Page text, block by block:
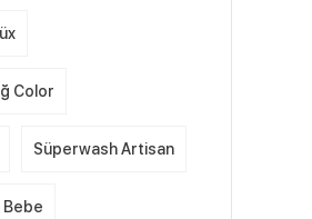
Color
Süperwash Artisan
Bebe